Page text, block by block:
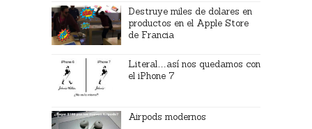
Destruye miles de dolares en
productos en el Apple Store
de Francia
Literal…así nos quedamos con
el iPhone 7
Airpods modernos